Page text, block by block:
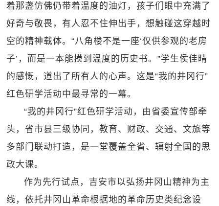
着那盏仿佛仍带着温度的油灯，孩子们眼中充满了
好奇与敬畏，有人忍不住伸出手，想触碰这穿越时
空的精神载体。“八角楼不是一座‘仅供参观的老房
子’，而是一本能摸到温度的历史书。”学生侯佳晴
的感慨，道出了所有人的心声。这是“我的井冈行”
红色研学活动中最寻常的一幕。
“我的井冈行”红色研学活动，由省委宣传部牵
头，省市县三级协同，教育、财政、交通、文旅等
多部门联动打造，是一堂覆盖全省、辐射全国的思
政大课。
作为先行试点，吉安市以弘扬井冈山精神为主
线，依托井冈山革命根据地的革命历史类纪念设